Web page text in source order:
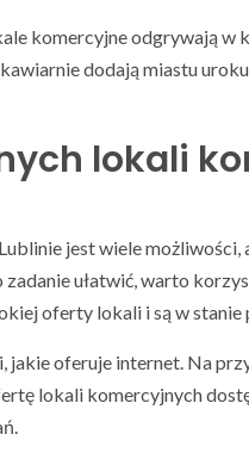
komercyjne odgrywają w
dodają miastu
lokali
jest wiele możliwości,
ułatwić, warto
oferty lokali i są w stanie
oferuje internet. Na
lokali komercyjnych